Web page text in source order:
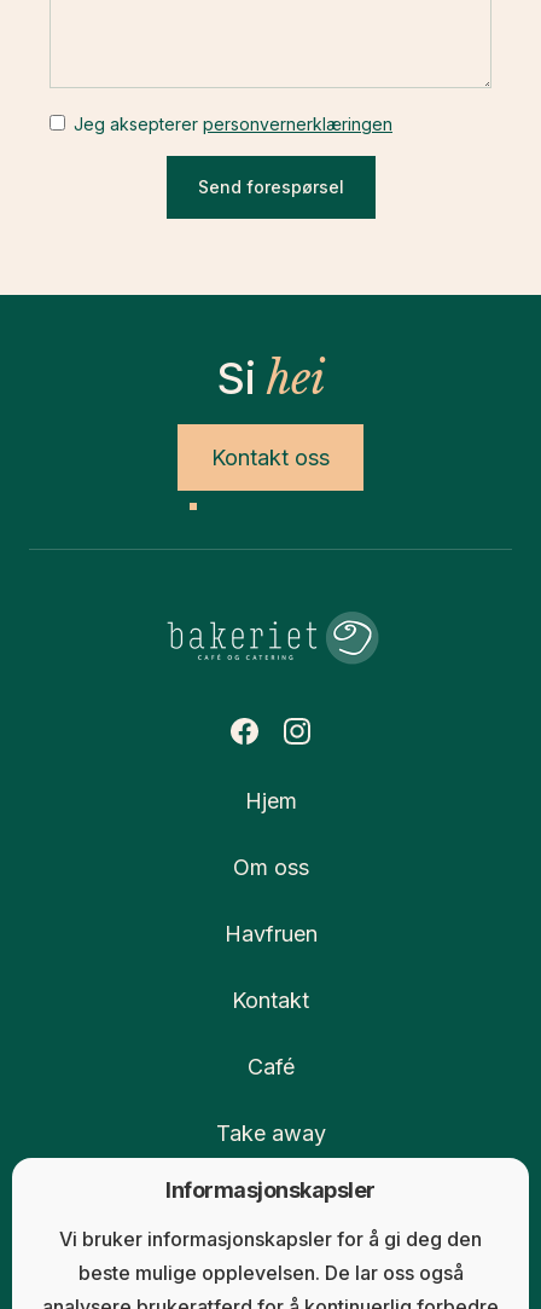
Informasjonskapsler
Vi bruker informasjonskapsler for å gi deg den
beste mulige opplevelsen. De lar oss også
Jeg aksepterer personvernerklæringen
Sihei
Kontakt oss
Hjem
Om oss
Havfruen
Kontakt
Café
Take away
Catering
Kaker